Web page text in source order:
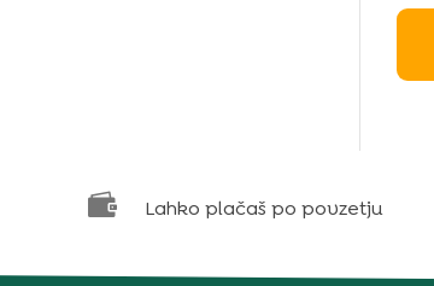
 Lahko plačaš po povzetju